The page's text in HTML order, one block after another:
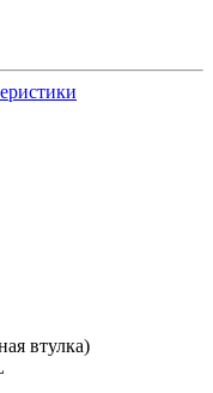
втулка)